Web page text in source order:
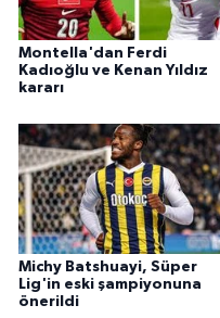
Montella'dan Ferdi
Kadıoğlu ve Kenan Yıldız
kararı
Michy Batshuayi, Süper
Lig'in eski şampiyonuna
önerildi